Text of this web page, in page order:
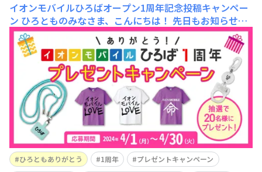
イオンモバイルひろばオープン1周年記念投稿キャンペー
ン ひろとものみなさま、こんにちは！ 先日もお知らせに
投稿させていただきましたが、「イオンモバイルひろば」
は3月でオープンから1周年を迎えることができました。
これもひとえに、みなさまがひろばを盛り上げてくださる
おかげです。 そこで、みなさまに心からの感謝を込めて、
1周年を記念した特別
ひろともありがとう 1周年
プレゼントキャンペーン